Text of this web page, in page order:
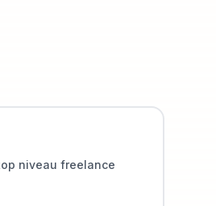
niveau freelance